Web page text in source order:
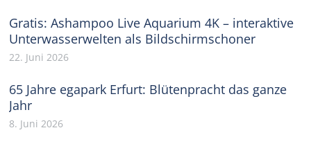
Gratis: Ashampoo Live Aquarium 4K – interaktive
Unterwasserwelten als Bildschirmschoner
22. Juni 2026
65 Jahre egapark Erfurt: Blütenpracht das ganze
Jahr
8. Juni 2026